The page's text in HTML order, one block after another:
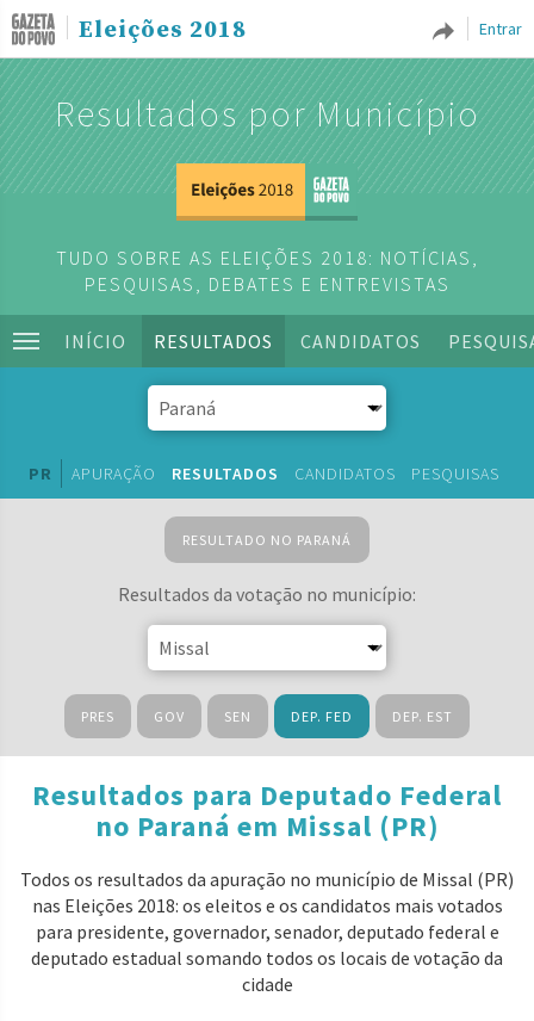
Entrar
Eleições 2018
Resultados por Município
TUDO SOBRE AS ELEIÇÕES 2018: NOTÍCIAS,
PESQUISAS, DEBATES E ENTREVISTAS
INÍCIO RESULTADOS CANDIDATOS
PR APURAÇÃO RESULTADOS CANDIDATOS PESQUISAS
RESULTADO NO PARANÁ
Resultados da votação no município:
PRES GOV SEN DEP. FED DEP. EST
Resultados para Deputado Federal
no Paraná em Missal (PR)
Todos os resultados da apuração no município de Missal (PR)
nas Eleições 2018: os eleitos e os candidatos mais votados
para presidente, governador, senador, deputado federal e
deputado estadual somando todos os locais de votação da
cidade